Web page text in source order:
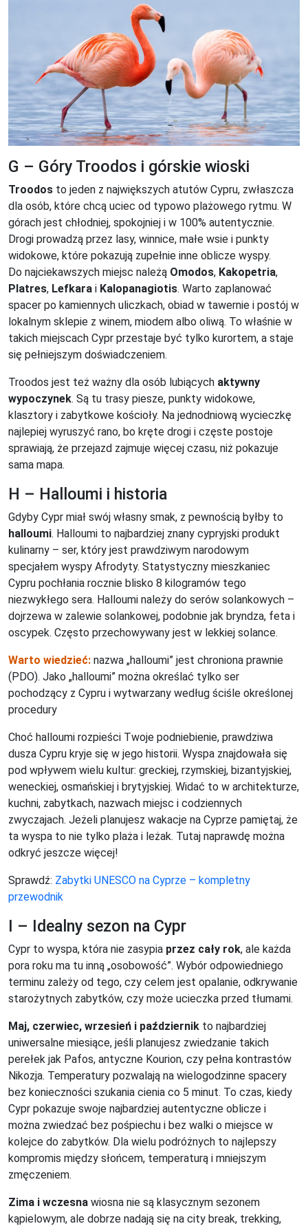
G – Góry Troodos i górskie wioski
Troodos to jeden z największych atutów Cypru, zwłaszcza
dla osób, które chcą uciec od typowo plażowego rytmu. W
górach jest chłodniej, spokojniej i w 100% autentycznie.
Drogi prowadzą przez lasy, winnice, małe wsie i punkty
widokowe, które pokazują zupełnie inne oblicze wyspy.
Do najciekawszych miejsc należą Omodos, Kakopetria,
Platres, Lefkara i Kalopanagiotis. Warto zaplanować
spacer po kamiennych uliczkach, obiad w tawernie i postój w
lokalnym sklepie z winem, miodem albo oliwą. To właśnie w
takich miejscach Cypr przestaje być tylko kurortem, a staje
się pełniejszym doświadczeniem.
Troodos jest też ważny dla osób lubiących aktywny
wypoczynek. Są tu trasy piesze, punkty widokowe,
klasztory i zabytkowe kościoły. Na jednodniową wycieczkę
najlepiej wyruszyć rano, bo kręte drogi i częste postoje
sprawiają, że przejazd zajmuje więcej czasu, niż pokazuje
sama mapa.
H – Halloumi i historia
Gdyby Cypr miał swój własny smak, z pewnością byłby to
halloumi. Halloumi to najbardziej znany cypryjski produkt
kulinarny – ser, który jest prawdziwym narodowym
specjałem wyspy Afrodyty. Statystyczny mieszkaniec
Cypru pochłania rocznie blisko 8 kilogramów tego
niezwykłego sera. Halloumi należy do serów solankowych –
dojrzewa w zalewie solankowej, podobnie jak bryndza, feta i
oscypek. Często przechowywany jest w lekkiej solance.
Warto wiedzieć: nazwa „halloumi” jest chroniona prawnie
(PDO). Jako „halloumi” można określać tylko ser
pochodzący z Cypru i wytwarzany według ściśle określonej
procedury
Choć halloumi rozpieści Twoje podniebienie, prawdziwa
dusza Cypru kryje się w jego historii. Wyspa znajdowała się
pod wpływem wielu kultur: greckiej, rzymskiej, bizantyjskiej,
weneckiej, osmańskiej i brytyjskiej. Widać to w architekturze,
kuchni, zabytkach, nazwach miejsc i codziennych
zwyczajach. Jeżeli planujesz wakacje na Cyprze pamiętaj, że
ta wyspa to nie tylko plaża i leżak. Tutaj naprawdę można
odkryć jeszcze więcej!
Sprawdź: Zabytki UNESCO na Cyprze – kompletny
przewodnik
I – Idealny sezon na Cypr
Cypr to wyspa, która nie zasypia przez cały rok, ale każda
pora roku ma tu inną „osobowość”. Wybór odpowiedniego
terminu zależy od tego, czy celem jest opalanie, odkrywanie
starożytnych zabytków, czy może ucieczka przed tłumami.
Maj, czerwiec, wrzesień i październik to najbardziej
uniwersalne miesiące, jeśli planujesz zwiedzanie takich
perełek jak Pafos, antyczne Kourion, czy pełna kontrastów
Nikozja. Temperatury pozwalają na wielogodzinne spacery
bez konieczności szukania cienia co 5 minut. To czas, kiedy
Cypr pokazuje swoje najbardziej autentyczne oblicze i
można zwiedzać bez pośpiechu i bez walki o miejsce w
kolejce do zabytków. Dla wielu podróżnych to najlepszy
kompromis między słońcem, temperaturą i mniejszym
zmęczeniem.
Zima i wczesna wiosna nie są klasycznym sezonem
kąpielowym, ale dobrze nadają się na city break, trekking,